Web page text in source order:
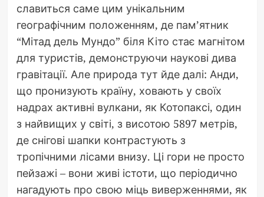
славиться саме цим унікальним
географічним положенням, де пам’ятник
“Мітад дель Мундо” біля Кіто стає магнітом
для туристів, демонструючи наукові дива
гравітації. Але природа тут йде далі: Анди,
що пронизують країну, ховають у своїх
надрах активні вулкани, як Котопаксі, один
з найвищих у світі, з висотою 5897 метрів,
де снігові шапки контрастують з
тропічними лісами внизу. Ці гори не просто
пейзажі – вони живі істоти, що періодично
нагадують про свою міць виверженнями, як